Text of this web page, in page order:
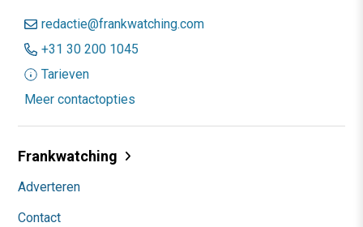
redactie@frankwatching.com
+31 30 200 1045
Tarieven
Meer contactopties
Frankwatching
Adverteren
Contact